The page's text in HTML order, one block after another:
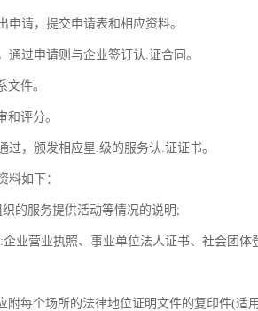
申请，提交申请表和相应资料。
通过申请则与企业签订认.证合同。
件。
和评分。
过，颁发相应星.级的服务认.证证书。
料如下：
的服务提供活动等情况的说明;
业营业执照、事业单位法人证书、社会团
附每个场所的法律地位证明文件的复印件(适